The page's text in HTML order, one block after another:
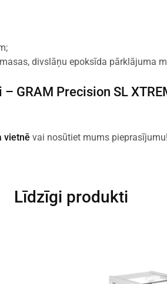
divslāņu epoksīda pārklājuma
– GRAM Precision SL
vietnē vai nosūtiet mums pieprasījumu!
Līdzīgi produkti